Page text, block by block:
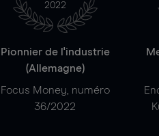
2022
Pionnier de l'industrie
(Allemagne)
Focus Money, numéro
36/2022